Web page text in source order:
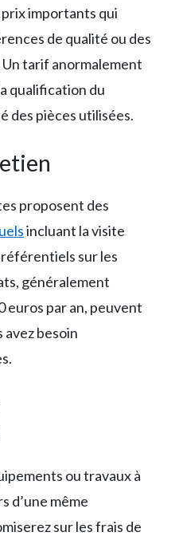
importants qui
de qualité ou des
tarif anormalement
qualification du
des pièces utilisées.
proposent des
incluant la visite
sur les
généralement
par an, peuvent
avez besoin
ou travaux à
d’une même
sur les frais de